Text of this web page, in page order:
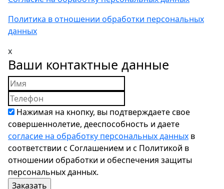
Политика в отношении обработки персональных
данных
x
Ваши контактные данные
Нажимая на кнопку, вы подтверждаете свое
совершеннолетие, дееспособность и даете
согласие на обработку персональных данных в
соответствии с Соглашением и с Политикой в
отношении обработки и обеспечения защиты
персональных данных.